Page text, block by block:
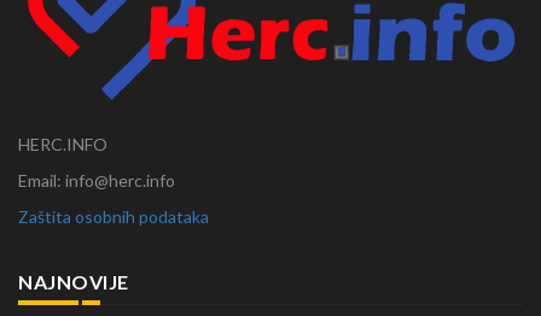
HERC.INFO
Email: info@herc.info
Zaštita osobnih podataka
NAJNOVIJE